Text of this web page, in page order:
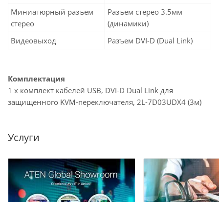
Миниатюрный разъем
стерео
Разъем стерео 3.5мм
(динамики)
Видеовыход
Разъем DVI-D (Dual Link)
Комплектация
1 x комплект кабелей USB, DVI-D Dual Link для
защищенного KVM-переключателя, 2L-7D03UDX4 (3м)
Услуги